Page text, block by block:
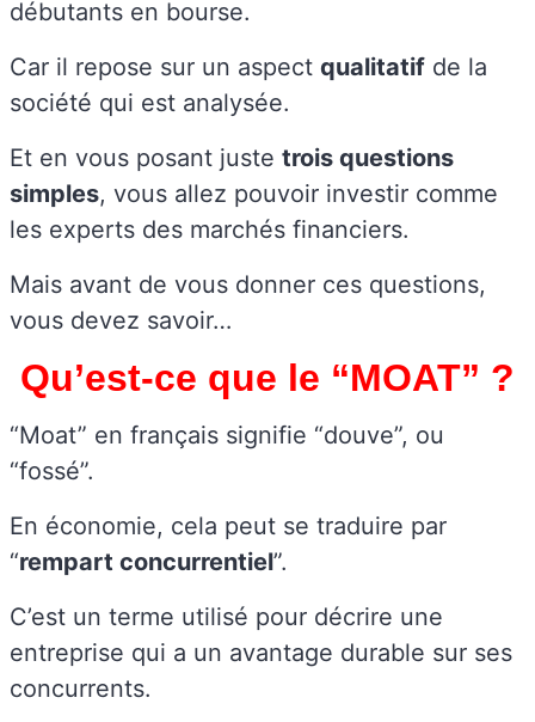
débutants en bourse.
Car il repose sur un aspect qualitatif de la
société qui est analysée.
Et en vous posant juste trois questions
simples, vous allez pouvoir investir comme
les experts des marchés financiers.
Mais avant de vous donner ces questions,
vous devez savoir…
Qu’est-ce que le “MOAT” ?
“Moat” en français signifie “douve”, ou
“fossé”.
En économie, cela peut se traduire par
“rempart concurrentiel”.
C’est un terme utilisé pour décrire une
entreprise qui a un avantage durable sur ses
concurrents.